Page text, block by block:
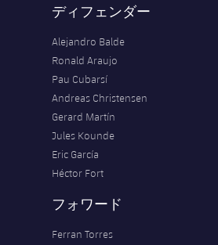
ディフェンダー
Alejandro Balde
Ronald Araujo
Pau Cubarsí
Andreas Christensen
Gerard Martín
Jules Kounde
Eric García
Héctor Fort
フォワード
Ferran Torres